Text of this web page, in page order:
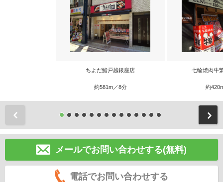
ちよだ鮨戸越銀座店
約581m／8分
七輪焼肉牛
約
メールでお問い合わせする(無料)
電話でお問い合わせする